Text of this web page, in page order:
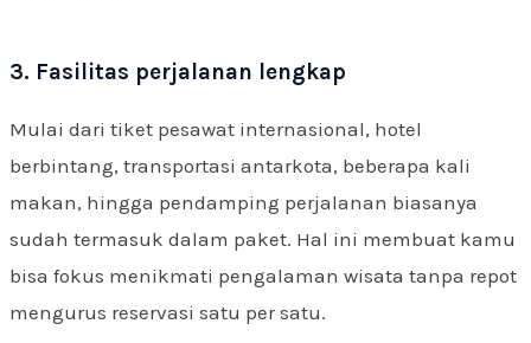
3. Fasilitas perjalanan lengkap
Mulai dari tiket pesawat internasional, hotel
berbintang, transportasi antarkota, beberapa kali
makan, hingga pendamping perjalanan biasanya
sudah termasuk dalam paket. Hal ini membuat kamu
bisa fokus menikmati pengalaman wisata tanpa repot
mengurus reservasi satu per satu.